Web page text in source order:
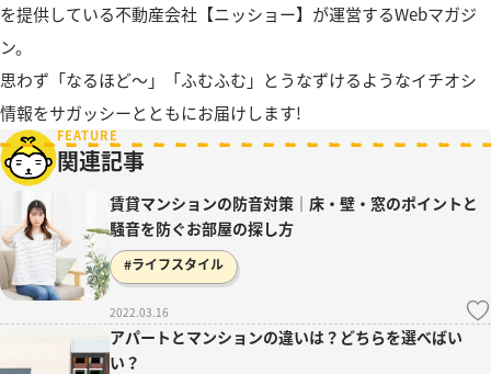
を提供している不動産会社【ニッショー】が運営するWebマガジ
ン。
思わず「なるほど〜」「ふむふむ」とうなずけるようなイチオシ
情報をサガッシーとともにお届けします!
FEATURE
関連記事
賃貸マンションの防音対策｜床・壁・窓のポイントと
騒音を防ぐお部屋の探し方
#ライフスタイル
2022.03.16
アパートとマンションの違いは？どちらを選べばい
い？